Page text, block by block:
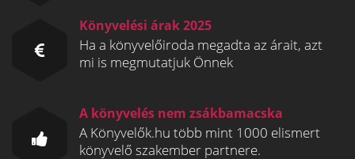
Könyvelési árak 2025
Ha a könyvelőiroda megadta az árait, azt
mi is megmutatjuk Önnek
A könyvelés nem zsákbamacska
A Könyvelők.hu több mint 1000 elismert
könyvelő szakember partnere.